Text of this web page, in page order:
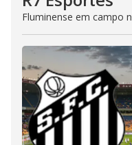
Fluminense em campo